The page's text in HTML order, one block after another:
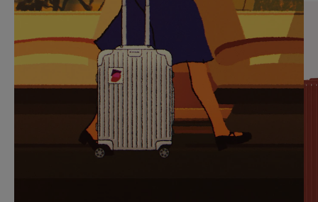
SUR
POUR
METTRE
PAUSE
VEUILLEZ
CLIQUER
POUR
RÉACTIVER
LE
SON